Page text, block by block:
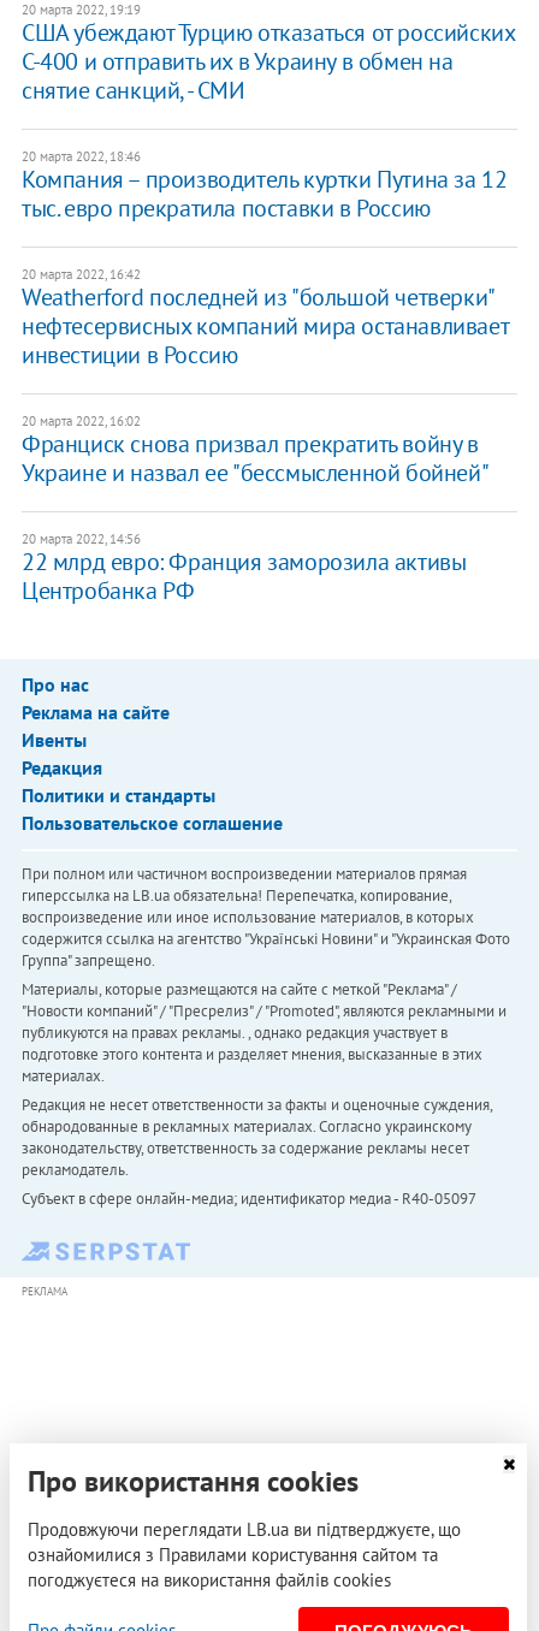
20 марта 2022, 19:19
​США убеждают Турцию отказаться от российских
С-400 и отправить их в Украину в обмен на
снятие санкций, - СМИ
20 марта 2022, 18:46
Компания – производитель куртки Путина за 12
тыс. евро прекратила поставки в Россию
20 марта 2022, 16:42
Weatherford последней из "большой четверки"
нефтесервисных компаний мира останавливает
инвестиции в Россию
20 марта 2022, 16:02
Франциск снова призвал прекратить войну в
Украине и назвал ее "бессмысленной бойней"
20 марта 2022, 14:56
22 млрд евро: Франция заморозила активы
Центробанка РФ
Про нас
Реклама на сайте
Ивенты
Редакция
Политики и стандарты
Пользовательское соглашение
При полном или частичном воспроизведении материалов прямая
гиперссылка на LB.ua обязательна! Перепечатка, копирование,
воспроизведение или иное использование материалов, в которых
содержится ссылка на агентство "Українськi Новини" и "Украинская Фото
Группа" запрещено.
Материалы, которые размещаются на сайте с меткой "Реклама" /
"Новости компаний" / "Пресрелиз" / "Promoted", являются рекламными и
публикуются на правах рекламы. , однако редакция участвует в
подготовке этого контента и разделяет мнения, высказанные в этих
материалах.
Редакция не несет ответственности за факты и оценочные суждения,
обнародованные в рекламных материалах. Согласно украинскому
законодательству, ответственность за содержание рекламы несет
рекламодатель.
Субъект в сфере онлайн-медиа; идентификатор медиа - R40-05097
РЕКЛАМА
Про використання cookies
Продовжуючи переглядати LB.ua ви підтверджуєте, що
ознайомилися з Правилами користування сайтом та
погоджуєтеся на використання файлів cookies